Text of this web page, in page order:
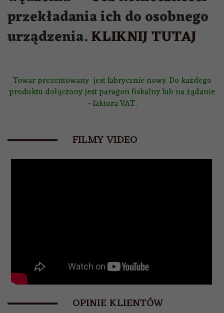
przekładania ich do osobnego
urządzenia.KLIKNIJ TUTAJ
Towar prezentowany jest fabrycznie nowy. Do każdego
produktu dołączony jest paragon fiskalny lub na żądanie
- faktura VAT.
FILMY VIDEO
OPINIE KLIENTÓW